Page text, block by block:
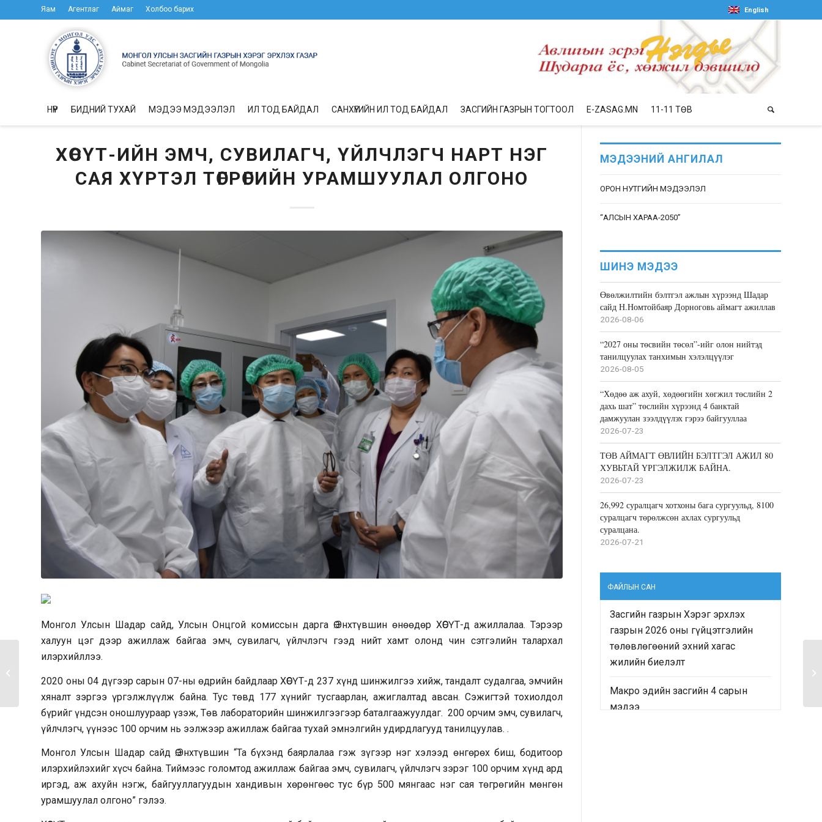
Яам Агентлаг Аймаг Холбоо барих English
НҮҮР БИДНИЙ ТУХАЙ МЭДЭЭ МЭДЭЭЛЭЛ ИЛ ТОД БАЙДАЛ САНХҮҮГИЙН ИЛ ТОД БАЙДАЛ ЗАСГИЙН ГАЗРЫН ТОГТООЛ E-ZASAG.MN 11-11 ТӨВ
ХӨСҮТ-ИЙН ЭМЧ, СУВИЛАГЧ, ҮЙЛЧЛЭГЧ НАРТ НЭГ
САЯ ХҮРТЭЛ ТӨГРӨГИЙН УРАМШУУЛАЛ ОЛГОНО
Монгол Улсын Шадар сайд, Улсын Онцгой комиссын дарга Ө.Энхтүвшин өнөөдөр ХӨСҮТ-д ажиллалаа. Тэрээр
халуун цэг дээр ажиллаж байгаа эмч, сувилагч, үйлчлэгч гээд нийт хамт олонд чин сэтгэлийн талархал
илэрхийллээ.
2020 оны 04 дүгээр сарын 07-ны өдрийн байдлаар ХӨСҮТ-д 237 хүнд шинжилгээ хийж, тандалт судалгаа, эмчийн
хяналт зэргээ үргэлжлүүлж байна. Тус төвд 177 хүнийг тусгаарлан, ажиглалтад авсан. Сэжигтэй тохиолдол
бүрийг үндсэн оношлуураар үзэж, Төв лабораторийн шинжилгээгээр баталгаажуулдаг. 200 орчим эмч, сувилагч,
үйлчлэгч, үүнээс 100 орчим нь ээлжээр ажиллаж байгаа тухай эмнэлгийн удирдлагууд танилцуулав. .
Монгол Улсын Шадар сайд Ө.Энхтүвшин “Та бүхэнд баярлалаа гэж зүгээр нэг хэлээд өнгөрөх биш, бодитоор
илэрхийлэхийг хүсч байна. Тиймээс голомтод ажиллаж байгаа эмч, сувилагч, үйлчлэгч зэрэг 100 орчим хүнд ард
иргэд, аж ахуйн нэгж, байгууллагуудын хандивын хөрөнгөөс тус бүр 500 мянгаас нэг сая төгрөгийн мөнгөн
урамшуулал олгоно” гэлээ.
МЭДЭЭНИЙ АНГИЛАЛ
ОРОН НУТГИЙН МЭДЭЭЛЭЛ
“АЛСЫН ХАРАА-2050”
ШИНЭ МЭДЭЭ
Өвөлжилтийн бэлтгэл ажлын хүрээнд Шадар
сайд Н.Номтойбаяр Дорноговь аймагт ажиллав
2026-08-06
“2027 оны төсвийн төсөл”-ийг олон нийтэд
танилцуулах танхимын хэлэлцүүлэг
2026-08-05
“Хөдөө аж ахуй, хөдөөгийн хөгжил төслийн 2
дахь шат” төслийн хүрээнд 4 банктай
дамжуулан зээлдүүлэх гэрээ байгууллаа
2026-07-23
ТӨВ АЙМАГТ ӨВЛИЙН БЭЛТГЭЛ АЖИЛ 80
ХУВЬТАЙ ҮРГЭЛЖИЛЖ БАЙНА.
2026-07-23
26,992 суралцагч хотхоны бага сургуульд, 8100
суралцагч төрөлжсөн ахлах сургуульд
суралцана.
2026-07-21
ФАЙЛЫН САН
Засгийн газрын Хэрэг эрхлэх
газрын 2026 оны гүйцэтгэлийн
төлөвлөгөөний эхний хагас
жилийн биелэлт
Макро эдийн засгийн 4 сарын
мэдээ
Х.Баттулга: Монгол
богцлоод...